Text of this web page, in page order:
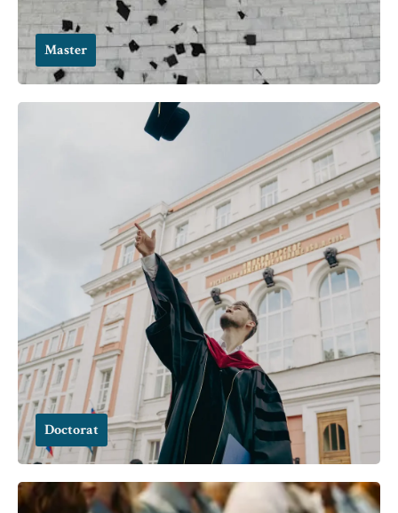
Master
Doctorat